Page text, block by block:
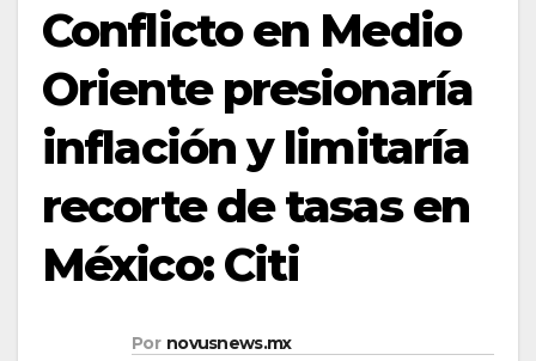
Conflicto en Medio
Oriente presionaría
inflación y limitaría
recorte de tasas en
México: Citi
Por novusnews.mx